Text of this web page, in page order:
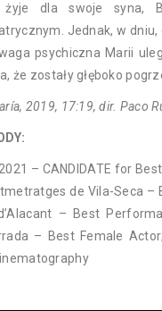
żyje dla swoje syna,
Jednak, w
psychiczna Marii
że zostały głęboko
2019, 17:19, dir. Paco
– CANDIDATE for
de Vila-Seca –
– Best
– Best Female